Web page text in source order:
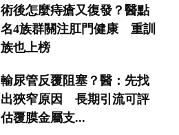
術後怎麼痔瘡又復發？醫點
名4族群關注肛門健康 重訓
族也上榜
輸尿管反覆阻塞？醫：先找
出狹窄原因 長期引流可評
估覆膜金屬支...